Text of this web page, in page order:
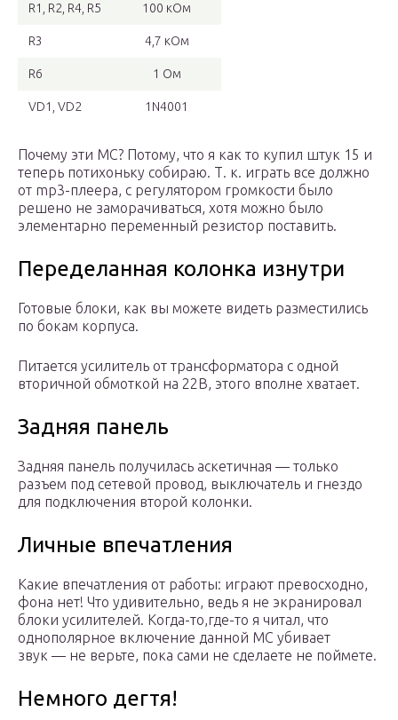
R1, R2, R4, R5 100 кОм
R3 4,7 кОм
R6 1 Ом
VD1, VD2 1N4001
Почему эти МС? Потому, что я как то купил штук 15 и
теперь потихоньку собираю. Т. к. играть все должно
от mp3-плеера, с регулятором громкости было
решено не заморачиваться, хотя можно было
элементарно переменный резистор поставить.
Переделанная колонка изнутри
Готовые блоки, как вы можете видеть разместились
по бокам корпуса.
Питается усилитель от трансформатора с одной
вторичной обмоткой на 22В, этого вполне хватает.
Задняя панель
Задняя панель получилась аскетичная — только
разъем под сетевой провод, выключатель и гнездо
для подключения второй колонки.
Личные впечатления
Какие впечатления от работы: играют превосходно,
фона нет! Что удивительно, ведь я не экранировал
блоки усилителей. Когда-то,где-то я читал, что
однополярное включение данной МС убивает
звук — не верьте, пока сами не сделаете не поймете.
Немного дегтя!